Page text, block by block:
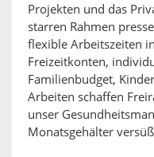
Projekten und das
starren Rahmen
flexible Arbeitszeiten
Freizeitkonten,
Familienbudget,
Arbeiten schaffen
unser
Monatsgehälter